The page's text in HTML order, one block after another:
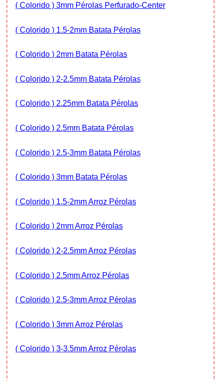
( Colorido ) 3mm Pérolas Perfurado-Center
( Colorido ) 1.5-2mm Batata Pérolas
( Colorido ) 2mm Batata Pérolas
( Colorido ) 2-2.5mm Batata Pérolas
( Colorido ) 2.25mm Batata Pérolas
( Colorido ) 2.5mm Batata Pérolas
( Colorido ) 2.5-3mm Batata Pérolas
( Colorido ) 3mm Batata Pérolas
( Colorido ) 1.5-2mm Arroz Pérolas
( Colorido ) 2mm Arroz Pérolas
( Colorido ) 2-2.5mm Arroz Pérolas
( Colorido ) 2.5mm Arroz Pérolas
( Colorido ) 2.5-3mm Arroz Pérolas
( Colorido ) 3mm Arroz Pérolas
( Colorido ) 3-3.5mm Arroz Pérolas